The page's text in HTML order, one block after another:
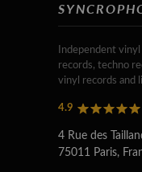
Independent
records, techno
vinyl records and
4.9
4 Rue des
75011 Paris,